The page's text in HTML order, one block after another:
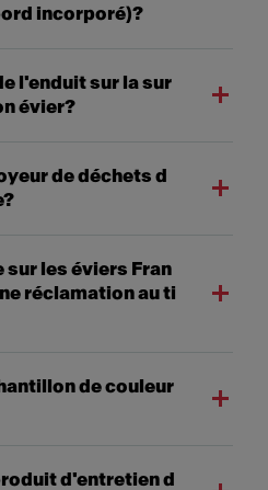
incorporé)?
l'enduit sur la sur
évier?
de déchets d
sur les éviers Fran
réclamation au ti
de couleur
d'entretien d